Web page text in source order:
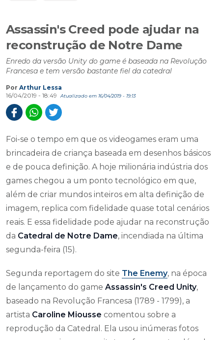
Assassin's Creed pode ajudar na
reconstrução de Notre Dame
Enredo da versão Unity do game é baseada na Revolução
Francesa e tem versão bastante fiel da catedral
Por Arthur Lessa
16/04/2019 - 18:49
Atualizado em 16/04/2019 - 19:13
Foi-se o tempo em que os videogames eram uma
brincadeira de criança baseada em desenhos básicos
e de pouca definição. A hoje milionária indústria dos
games chegou a um ponto tecnológico em que,
além de criar mundos inteiros em alta definição de
imagem, replica com fidelidade quase total cenários
reais. E essa fidelidade pode ajudar na reconstrução
da Catedral de Notre Dame, incendiada na última
segunda-feira (15).
Segunda reportagem do site The Enemy, na época
de lançamento do game Assassin's Creed Unity,
baseado na Revolução Francesa (1789 - 1799), a
artista Caroline Miousse comentou sobre a
reprodução da Catedral. Ela usou inúmeras fotos